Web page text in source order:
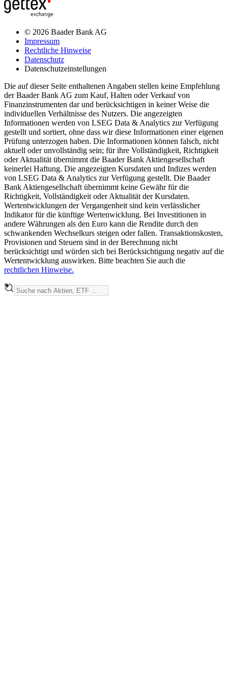
© 2026 Baader Bank AG
Impressum
Rechtliche Hinweise
Datenschutz
Datenschutzeinstellungen
Die auf dieser Seite enthaltenen Angaben stellen keine Empfehlung
der Baader Bank AG zum Kauf, Halten oder Verkauf von
Finanzinstrumenten dar und berücksichtigen in keiner Weise die
individuellen Verhältnisse des Nutzers. Die angezeigten
Informationen werden von LSEG Data & Analytics zur Verfügung
gestellt und sortiert, ohne dass wir diese Informationen einer eigenen
Prüfung unterzogen haben. Die Informationen können falsch, nicht
aktuell oder unvollständig sein; für ihre Vollständigkeit, Richtigkeit
oder Aktualität übernimmt die Baader Bank Aktiengesellschaft
keinerlei Haftung. Die angezeigten Kursdaten und Indizes werden
von LSEG Data & Analytics zur Verfügung gestellt. Die Baader
Bank Aktiengesellschaft übernimmt keine Gewähr für die
Richtigkeit, Vollständigkeit oder Aktualität der Kursdaten.
Wertentwicklungen der Vergangenheit sind kein verlässlicher
Indikator für die künftige Wertenwicklung. Bei Investitionen in
andere Währungen als den Euro kann die Rendite durch den
schwankenden Wechselkurs steigen oder fallen. Transaktionskosten,
Provisionen und Steuern sind in der Berechnung nicht
berücksichtigt und würden sich bei Berücksichtigung negativ auf die
Wertentwicklung auswirken. Bitte beachten Sie auch die
rechtlichen Hinweise.